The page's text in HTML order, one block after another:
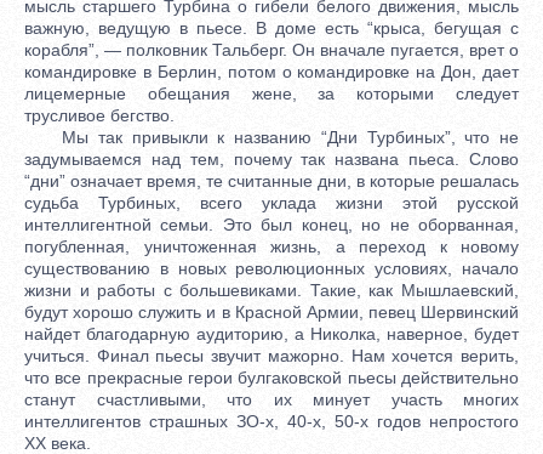
мысль старшего Турбина о гибели белого движения, мысль
важную, ведущую в пьесе. В доме есть “крыса, бегущая с
корабля”, — полковник Тальберг. Он вначале пугается, врет о
командировке в Берлин, потом о командировке на Дон, дает
лицемерные обещания жене, за которыми следует
трусливое бегство.
Мы так привыкли к названию “Дни Турбиных”, что не
задумываемся над тем, почему так названа пьеса. Слово
“дни” означает время, те считанные дни, в которые решалась
судьба Турбиных, всего уклада жизни этой русской
интеллигентной семьи. Это был конец, но не оборванная,
погубленная, уничтоженная жизнь, а переход к новому
существованию в новых революционных условиях, начало
жизни и работы с большевиками. Такие, как Мышлаевский,
будут хорошо служить и в Красной Армии, певец Шервинский
найдет благодарную аудиторию, а Николка, наверное, будет
учиться. Финал пьесы звучит мажорно. Нам хочется верить,
что все прекрасные герои булгаковской пьесы действительно
станут счастливыми, что их минует участь многих
интеллигентов страшных ЗО-х, 40-х, 50-х годов непростого
XX века.